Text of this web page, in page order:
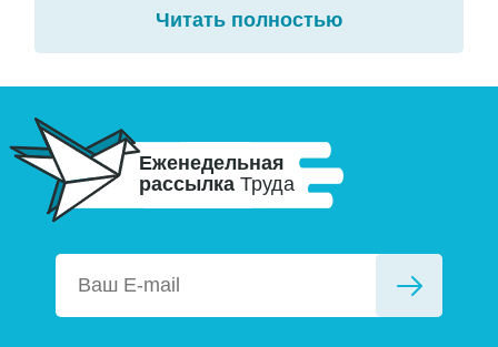
Читать полностью
Еженедельная
рассылка Труда